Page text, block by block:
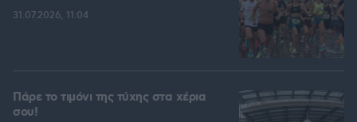
31.07.2026, 11:04
Πάρε το τιμόνι της τύχης στα χέρια
σου!